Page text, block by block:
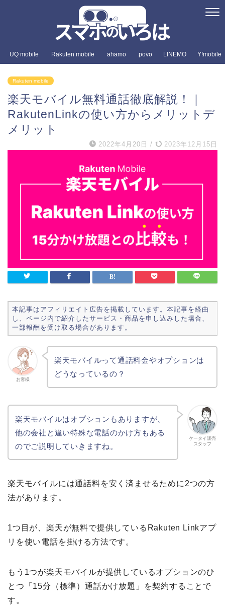
UQ mobile Rakuten mobile ahamo povo LINEMO Y!mobile
Rakuten mobile
楽天モバイル無料通話徹底解説！｜
RakutenLinkの使い方からメリットデ
メリット
2022年4月20日 / 2023年12月15日
本記事はアフィリエイト広告を掲載しています。本記事を経由
し、ページ内で紹介したサービス・商品を申し込みした場合、
一部報酬を受け取る場合があります。
お客様
楽天モバイルって通話料金やオプションは
どうなっているの？
ケータイ販売
スタッフ
楽天モバイルはオプションもありますが、
他の会社と違い特殊な電話のかけ方もある
のでご説明していきますね。
楽天モバイルには通話料を安く済ませるために2つの方
法があります。
1つ目が、楽天が無料で提供しているRakuten Linkアプ
リを使い電話を掛ける方法です。
もう1つが楽天モバイルが提供しているオプションのひ
とつ「15分（標準）通話かけ放題」を契約することで
す。